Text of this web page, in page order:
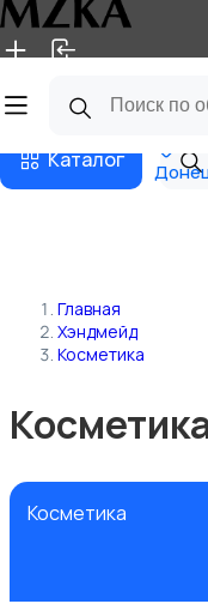
Главная Магазины
Каталог
Главная
Хэндмейд
Косметика
Косметика